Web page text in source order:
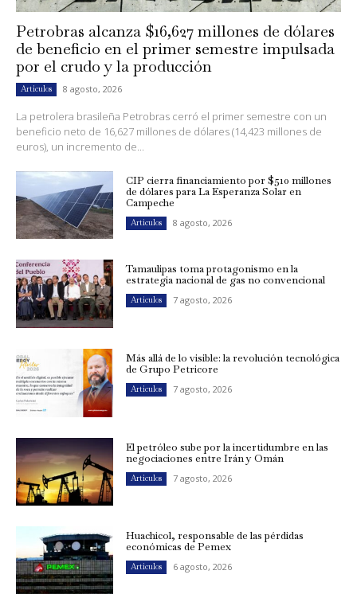
Petrobras alcanza $16,627 millones de dólares
de beneficio en el primer semestre impulsada
por el crudo y la producción
Artículos 8 agosto, 2026
La petrolera brasileña Petrobras cerró el primer semestre con un
beneficio neto de 16,627 millones de dólares (14,423 millones de
euros), un incremento de...
CIP cierra financiamiento por $510 millones
de dólares para La Esperanza Solar en
Campeche
Artículos 8 agosto, 2026
Tamaulipas toma protagonismo en la
estrategia nacional de gas no convencional
Artículos 7 agosto, 2026
Más allá de lo visible: la revolución tecnológica
de Grupo Petricore
Artículos 7 agosto, 2026
El petróleo sube por la incertidumbre en las
negociaciones entre Irán y Omán
Artículos 7 agosto, 2026
Huachicol, responsable de las pérdidas
económicas de Pemex
Artículos 6 agosto, 2026